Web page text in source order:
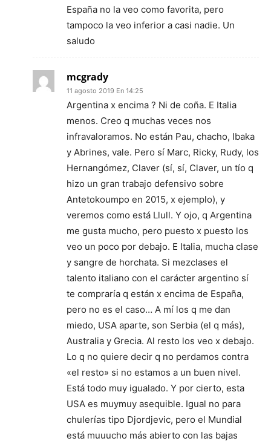
España no la veo como favorita, pero
tampoco la veo inferior a casi nadie. Un
saludo
mcgrady
11 agosto 2019 En 14:25
Argentina x encima ? Ni de coña. E Italia
menos. Creo q muchas veces nos
infravaloramos. No están Pau, chacho, Ibaka
y Abrines, vale. Pero sí Marc, Ricky, Rudy, los
Hernangómez, Claver (sí, sí, Claver, un tío q
hizo un gran trabajo defensivo sobre
Antetokoumpo en 2015, x ejemplo), y
veremos como está Llull. Y ojo, q Argentina
me gusta mucho, pero puesto x puesto los
veo un poco por debajo. E Italia, mucha clase
y sangre de horchata. Si mezclases el
talento italiano con el carácter argentino sí
te compraría q están x encima de España,
pero no es el caso… A mí los q me dan
miedo, USA aparte, son Serbia (el q más),
Australia y Grecia. Al resto los veo x debajo.
Lo q no quiere decir q no perdamos contra
«el resto» si no estamos a un buen nivel.
Está todo muy igualado. Y por cierto, esta
USA es muymuy asequible. Igual no para
chulerías tipo Djordjevic, pero el Mundial
está muuucho más abierto con las bajas